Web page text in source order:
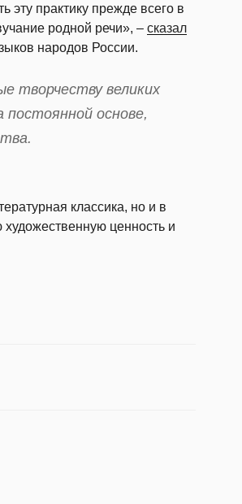
эту практику прежде всего в
родной речи», – сказал
народов России.
творчеству великих
постоянной основе,
классика, но и в
ценность и